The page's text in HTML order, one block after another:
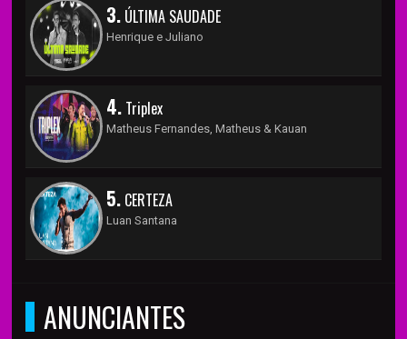
3. ÚLTIMA SAUDADE
Henrique e Juliano
4. Triplex
Matheus Fernandes, Matheus & Kauan
5. CERTEZA
Luan Santana
ANUNCIANTES